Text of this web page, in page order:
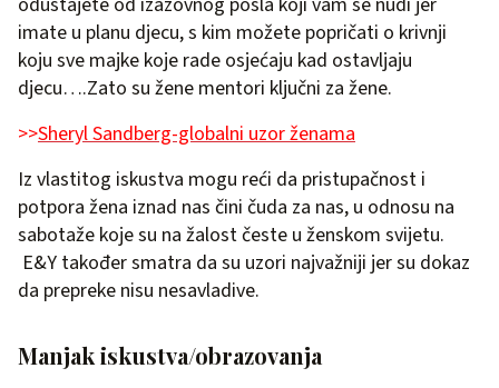
imate u planu djecu, s kim možete popričati o krivnji
koju sve majke koje rade osjećaju kad ostavljaju
djecu….Zato su žene mentori ključni za žene.
>>Sheryl Sandberg-globalni uzor ženama
Iz vlastitog iskustva mogu reći da pristupačnost i
potpora žena iznad nas čini čuda za nas, u odnosu na
sabotaže koje su na žalost česte u ženskom svijetu.
E&Y također smatra da su uzori najvažniji jer su dokaz
da prepreke nisu nesavladive.
Manjak iskustva/obrazovanja